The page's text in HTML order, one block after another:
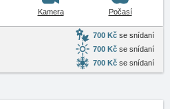
Kamera Počasí
700 Kč se snídaní
700 Kč se snídaní
700 Kč se snídaní